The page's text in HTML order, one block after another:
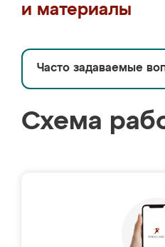
и материалы
Часто задаваемые
Схема